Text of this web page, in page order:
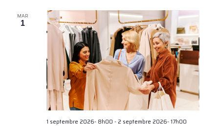
MAR
1
1 septembre 2026- 8h00 - 2 septembre 2026- 17h00